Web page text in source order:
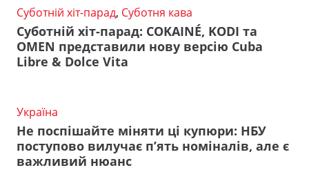
Суботній хіт-парад, Суботня кава
Суботній хіт-парад: COKAINÉ, KODI та
OMEN представили нову версію Cuba
Libre & Dolce Vita
Україна
Не поспішайте міняти ці купюри: НБУ
поступово вилучає п’ять номіналів, але є
важливий нюанс